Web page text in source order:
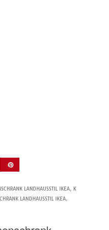
LANDHAUSSTIL IKEA, K
LANDHAUSSTIL IKEA,